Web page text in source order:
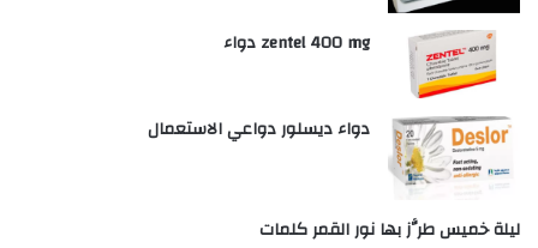
zentel 400 mg دواء
دواء ديسلور دواعي الاستعمال
ليلة خميس طرَّز بها نور القمر كلمات